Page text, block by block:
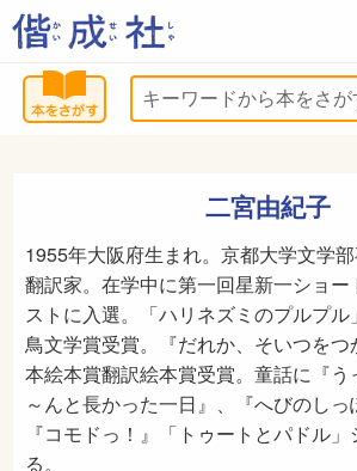
二宮由紀子
1955年大阪府生まれ。京都大学文学
翻訳家。在学中に第一回星新一ショ
ストに入選。「ハリネズミのプルプ
鳥文学賞受賞。『だれか、そいつをつ
本絵本賞翻訳絵本賞受賞。童話に『う
～んと長かった一日』、『へびのし
『コモドっ！』「トゥートとパドル
る。